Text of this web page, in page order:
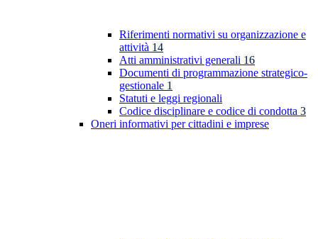
Riferimenti normativi su organizzazione e
attività 14
Atti amministrativi generali 16
Documenti di programmazione strategico-
gestionale 1
Statuti e leggi regionali
Codice disciplinare e codice di condotta 3
Oneri informativi per cittadini e imprese